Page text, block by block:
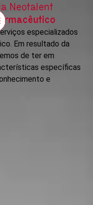
Neotalent
especializados
Em resultado da
de ter em
específicas
e